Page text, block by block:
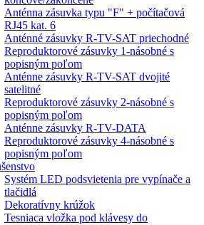
Anténna zásuvka typu "F" + počítačová
RJ45 kat. 6
Anténné zásuvky R-TV-SAT priechodné
Reproduktorové zásuvky 1-násobné s
popisným poľom
Anténne zásuvky R-TV-SAT dvojité
satelitné
Reproduktorové zásuvky 2-násobné s
popisným poľom
Anténne zásuvky R-TV-DATA
Reproduktorové zásuvky 4-násobné s
popisným poľom
Systém LED podsvietenia pre vypínače a
tlačidlá
Dekoratívny krúžok
Tesniaca vložka pod klávesy do